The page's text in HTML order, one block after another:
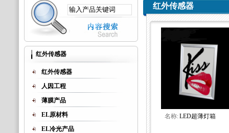
红外传感器
红外传感器
人因工程
薄膜产品
EL原材料
EL冷光产品
红外传感器
名称:LED超薄灯箱